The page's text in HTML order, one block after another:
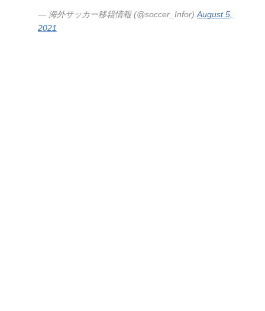
— 海外サッカー移籍情報 (@soccer_Infor) August 5,
2021